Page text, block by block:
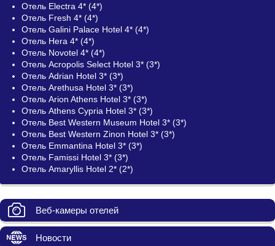
Отель Electra 4* (4*)
Отель Fresh 4* (4*)
Отель Galini Palace Hotel 4* (4*)
Отель Hera 4* (4*)
Отель Novotel 4* (4*)
Отель Acropolis Select Hotel 3* (3*)
Отель Adrian Hotel 3* (3*)
Отель Arethusa Hotel 3* (3*)
Отель Arion Athens Hotel 3* (3*)
Отель Athens Cypria Hotel 3* (3*)
Отель Best Western Museum Hotel 3* (3*)
Отель Best Western Zinon Hotel 3* (3*)
Отель Emmantina Hotel 3* (3*)
Отель Famissi Hotel 3* (3*)
Отель Amaryllis Hotel 2* (2*)
Веб-камеры отелей
Новости